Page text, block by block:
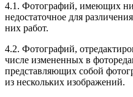
4.1. Фотографий, имеющих
недостаточное для
них работ.
4.2. Фотографий,
числе измененных в
представляющих собой
из нескольких изображений.